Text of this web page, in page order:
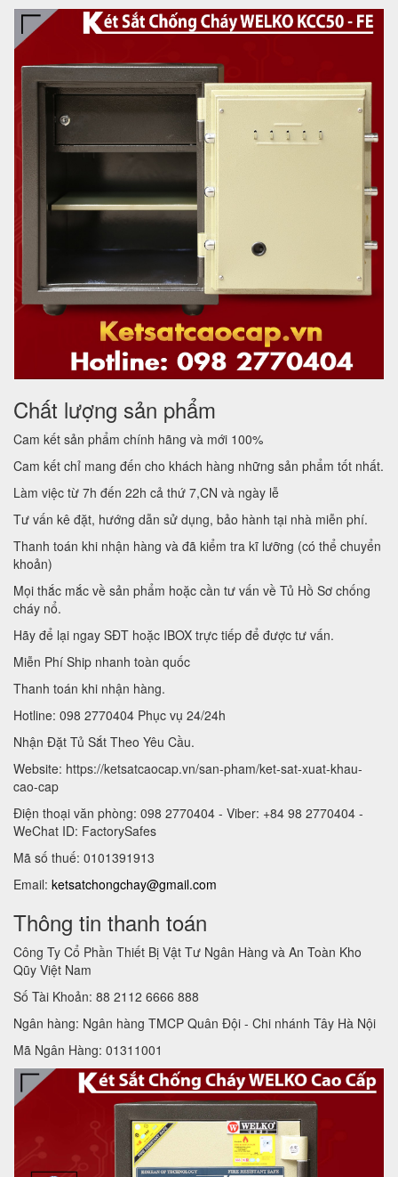
Chất lượng sản phẩm
Cam kết sản phẩm chính hãng và mới 100%
Cam kết chỉ mang đến cho khách hàng những sản phẩm tốt nhất.
Làm việc từ 7h đến 22h cả thứ 7,CN và ngày lễ
Tư vấn kê đặt, hướng dẫn sử dụng, bảo hành tại nhà miễn phí.
Thanh toán khi nhận hàng và đã kiểm tra kĩ lưỡng (có thể chuyển
khoản)
Mọi thắc mắc về sản phẩm hoặc cần tư vấn về Tủ Hồ Sơ chống
cháy nổ.
Hãy để lại ngay SĐT hoặc IBOX trực tiếp để được tư vấn.
Miễn Phí Ship nhanh toàn quốc
Thanh toán khi nhận hàng.
Hotline: 098 2770404 Phục vụ 24/24h
Nhận Đặt Tủ Sắt Theo Yêu Cầu.
Website: https://ketsatcaocap.vn/san-pham/ket-sat-xuat-khau-
cao-cap
Điện thoại văn phòng: 098 2770404 - Viber: +84 98 2770404 -
WeChat ID: FactorySafes
Mã số thuế: 0101391913
Email: ketsatchongchay@gmail.com
Thông tin thanh toán
Công Ty Cổ Phần Thiết Bị Vật Tư Ngân Hàng và An Toàn Kho
Qũy Việt Nam
Số Tài Khoản: 88 2112 6666 888
Ngân hàng: Ngân hàng TMCP Quân Đội - Chi nhánh Tây Hà Nội
Mã Ngân Hàng: 01311001